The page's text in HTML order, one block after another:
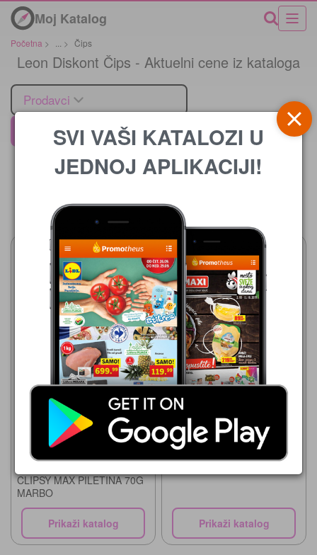
Moj Katalog
Početna > > Čips
Leon Diskont Čips - Aktuelni cene iz kataloga
Prodavci
Leon Diskont
Cena
Leon Diskont
29.07.-11.08.2026
79,99 din
CLIPSY MAX PILETINA 70G
MARBO
Prikaži katalog
Leon Diskont
29.07.-11.08.2026
135,99 din
Prikaži katalog
SVI VAŠI KATALOZI U
JEDNOJ APLIKACIJI!